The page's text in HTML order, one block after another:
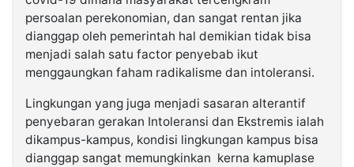
persoalan perekonomian, dan sangat rentan jika
dianggap oleh pemerintah hal demikian tidak bisa
menjadi salah satu factor penyebab ikut
menggaungkan faham radikalisme dan intoleransi.
Lingkungan yang juga menjadi sasaran alterantif
penyebaran gerakan Intoleransi dan Ekstremis ialah
dikampus-kampus, kondisi lingkungan kampus bisa
dianggap sangat memungkinkan kerna kamuplase